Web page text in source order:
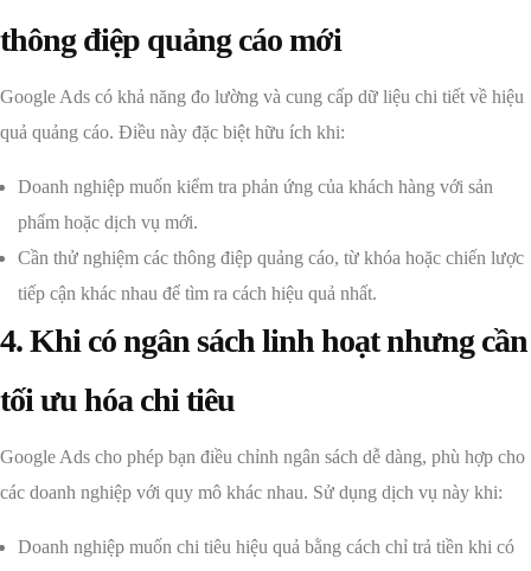
thông điệp quảng cáo mới
Google Ads có khả năng đo lường và cung cấp dữ liệu chi tiết về hiệu
quả quảng cáo. Điều này đặc biệt hữu ích khi:
Doanh nghiệp muốn kiểm tra phản ứng của khách hàng với sản
phẩm hoặc dịch vụ mới.
Cần thử nghiệm các thông điệp quảng cáo, từ khóa hoặc chiến lược
tiếp cận khác nhau để tìm ra cách hiệu quả nhất.
4. Khi có ngân sách linh hoạt nhưng cần
tối ưu hóa chi tiêu
Google Ads cho phép bạn điều chỉnh ngân sách dễ dàng, phù hợp cho
các doanh nghiệp với quy mô khác nhau. Sử dụng dịch vụ này khi:
Doanh nghiệp muốn chi tiêu hiệu quả bằng cách chỉ trả tiền khi có